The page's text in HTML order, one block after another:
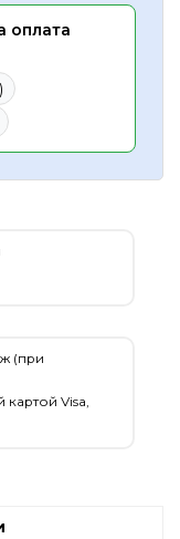
оплата
(при
Visa,